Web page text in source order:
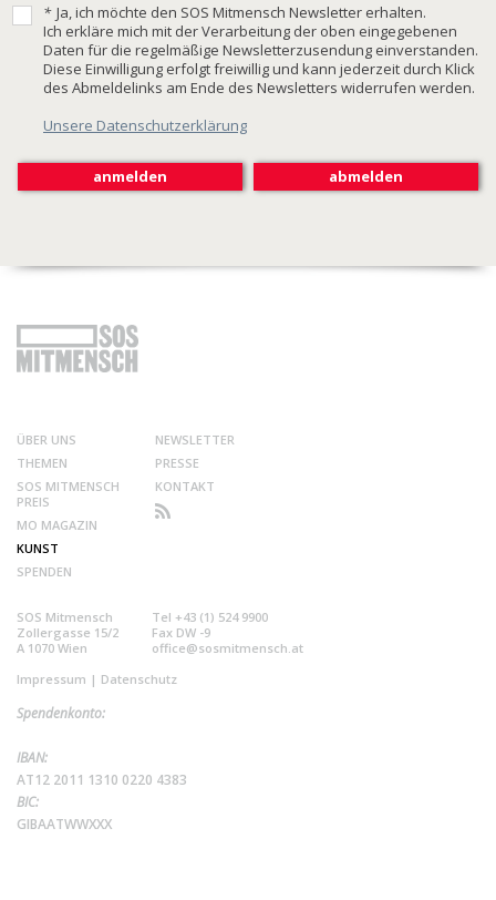
* Ja, ich möchte den SOS Mitmensch Newsletter erhalten.
Ich erkläre mich mit der Verarbeitung der oben eingegebenen
Daten für die regelmäßige Newsletterzusendung einverstanden.
Diese Einwilligung erfolgt freiwillig und kann jederzeit durch Klick
des Abmeldelinks am Ende des Newsletters widerrufen werden.
Unsere Datenschutzerklärung
ÜBER UNS
THEMEN
SOS MITMENSCH
PREIS
MO MAGAZIN
KUNST
SPENDEN
NEWSLETTER
PRESSE
KONTAKT
SOS Mitmensch
Zollergasse 15/2
A 1070 Wien
Tel +43 (1) 524 9900
Fax DW -9
office@sosmitmensch.at
Impressum | Datenschutz
Spendenkonto:
IBAN:
AT12 2011 1310 0220 4383
BIC:
GIBAATWWXXX